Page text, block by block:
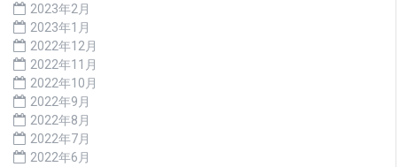
2023年2月
2023年1月
2022年12月
2022年11月
2022年10月
2022年9月
2022年8月
2022年7月
2022年6月